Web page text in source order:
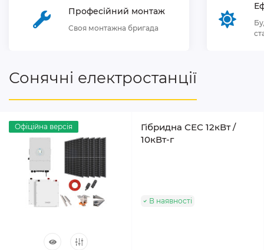
Професійний монтаж
Своя монтажна бригада
Сонячні електростанції
Офіційна версія
Гібридна СЕС 12кВт /
10кВт-г
В наявності